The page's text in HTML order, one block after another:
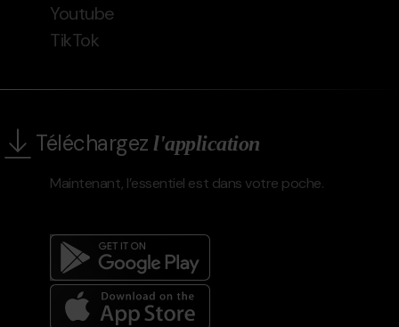
Youtube
TikTok
Téléchargezl'application
Maintenant, l’essentiel est dans votre poche.